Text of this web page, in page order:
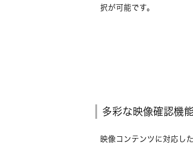
択が可能です。
多彩な映像確認機能
映像コンテンツに対応し